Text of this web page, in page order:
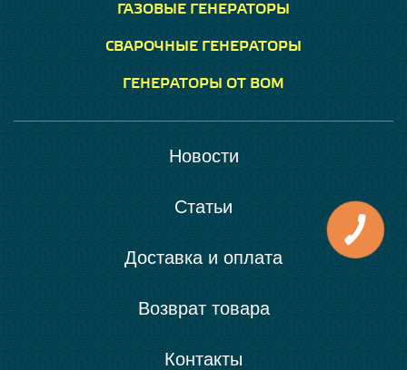
ГАЗОВЫЕ ГЕНЕРАТОРЫ
СВАРОЧНЫЕ ГЕНЕРАТОРЫ
ГЕНЕРАТОРЫ ОТ ВОМ
Новости
Статьи
Доставка и оплата
Возврат товара
Контакты